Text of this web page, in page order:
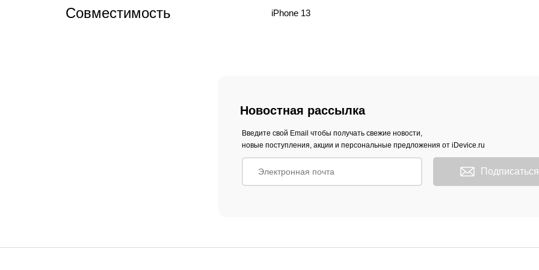
Совместимость iPhone 13
Новостная рассылка
Введите свой Email чтобы получать свежие новости,
новые поступления, акции и персональные предложения от iDevice.ru
Подписаться